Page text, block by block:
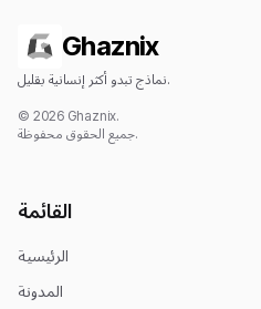
Ghaznix
نماذج تبدو أكثر إنسانية بقليل.
© 2026 Ghaznix.
جميع الحقوق محفوظة.
القائمة
الرئيسية
المدونة